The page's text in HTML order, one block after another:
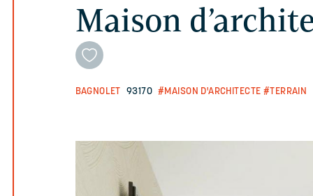
Maison
BAGNOLET 93170 #MAISON D'ARCHITECTE #TERRAIN